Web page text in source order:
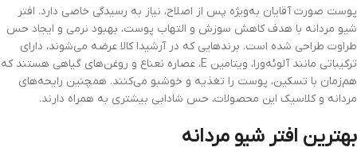
پوست صورت آقایان به‌ویژه پس از اصلاح، نیاز به رسیدگی خاصی دارد. افتر
شیو مردانه با هدف کاهش سوزش و التهاب پوست، بهبود نرمی و ایجاد حس
طراوت طراحی شده است. برندهایی که در آرشیدا کالا عرضه می‌شوند، دارای
ترکیباتی مانند آلوئه‌ورا، ویتامین E، عصاره نعناع و روغن‌های گیاهی هستند که
هم‌زمان با تسکین، پوست را تغذیه و خوشبو می‌کنند. همچنین رایحه‌های
مردانه و کلاسیک این محصولات، حس شادابی بیشتری به همراه دارند.
بهترین افتر شیو مردانه